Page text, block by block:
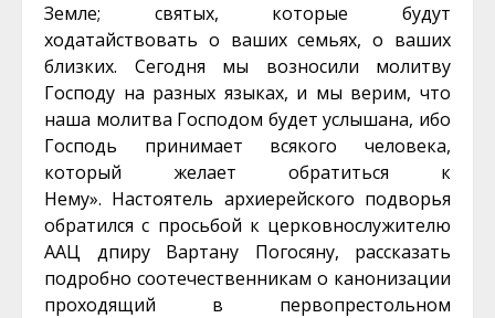
Земле; святых, которые будут
ходатайствовать о ваших семьях, о ваших
близких. Сегодня мы возносили молитву
Господу на разных языках, и мы верим, что
наша молитва Господом будет услышана, ибо
Господь принимает всякого человека,
который желает обратиться к
Нему». Настоятель архиерейского подворья
обратился с просьбой к церковнослужителю
ААЦ дпиру Вартану Погосяну, рассказать
подробно соотечественникам о канонизации
проходящий в первопрестольном